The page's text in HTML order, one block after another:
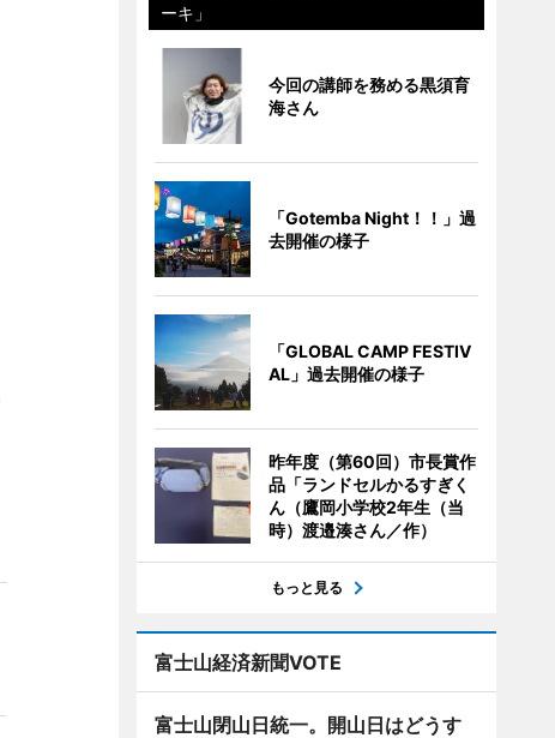
ーキ」
今回の講師を務める黒須育
海さん
「Gotemba Night！！」過
去開催の様子
「GLOBAL CAMP FESTIV
AL」過去開催の様子
昨年度（第60回）市長賞作
品「ランドセルかるすぎく
ん（鷹岡小学校2年生（当
時）渡邉湊さん／作）
もっと見る
富士山経済新聞VOTE
富士山閉山日統一。開山日はどうす